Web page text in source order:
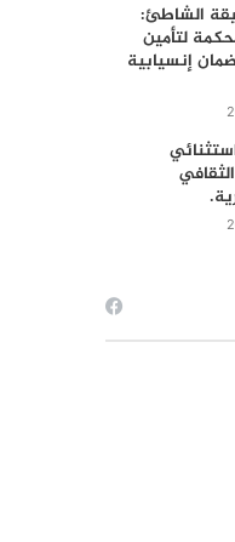
الشاطئ:
لتأمين
إنسيابية